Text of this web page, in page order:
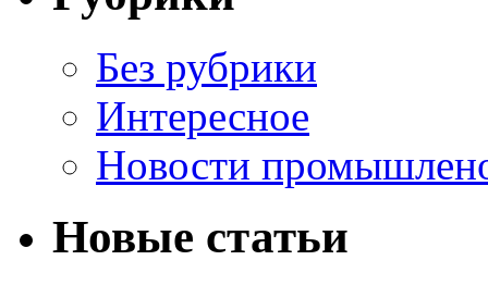
Без рубрики
Интересное
Новости
Новые статьи